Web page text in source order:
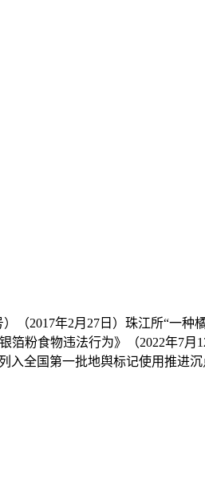
2017年2月27日）珠江所“一种
粉食物违法行为》（2022年7月
入全国第一批地舆标记使用推进